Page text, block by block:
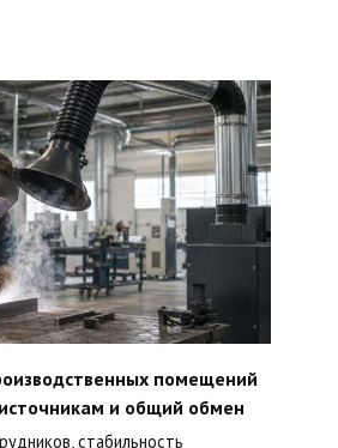
помещений
и общий обмен
стабильность